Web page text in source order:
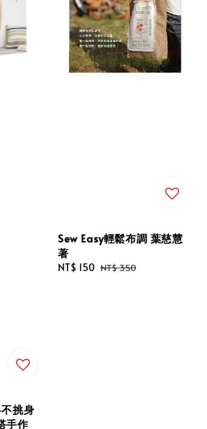
挑身
手作
Sew Easy輕鬆布調 葉慈慧
著
Sale
NT$ 150 Regular
NT$ 350